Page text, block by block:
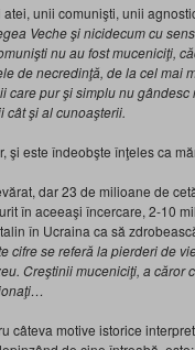
unii comunişti, unii
Veche şi nicidecum cu
nu au fost muceniciţi,
de necredinţă, de la cel mai
care pur şi simplu nu
cât şi al cunoaşterii.
şi este îndeobşte înţeles ca
dar 23 de milioane de
în aceeaşi încercare, 2-10
în Ucraina ca să
cifre se referă la pierderi de
Creştinii muceniciţi, a căror
câteva motive istorice